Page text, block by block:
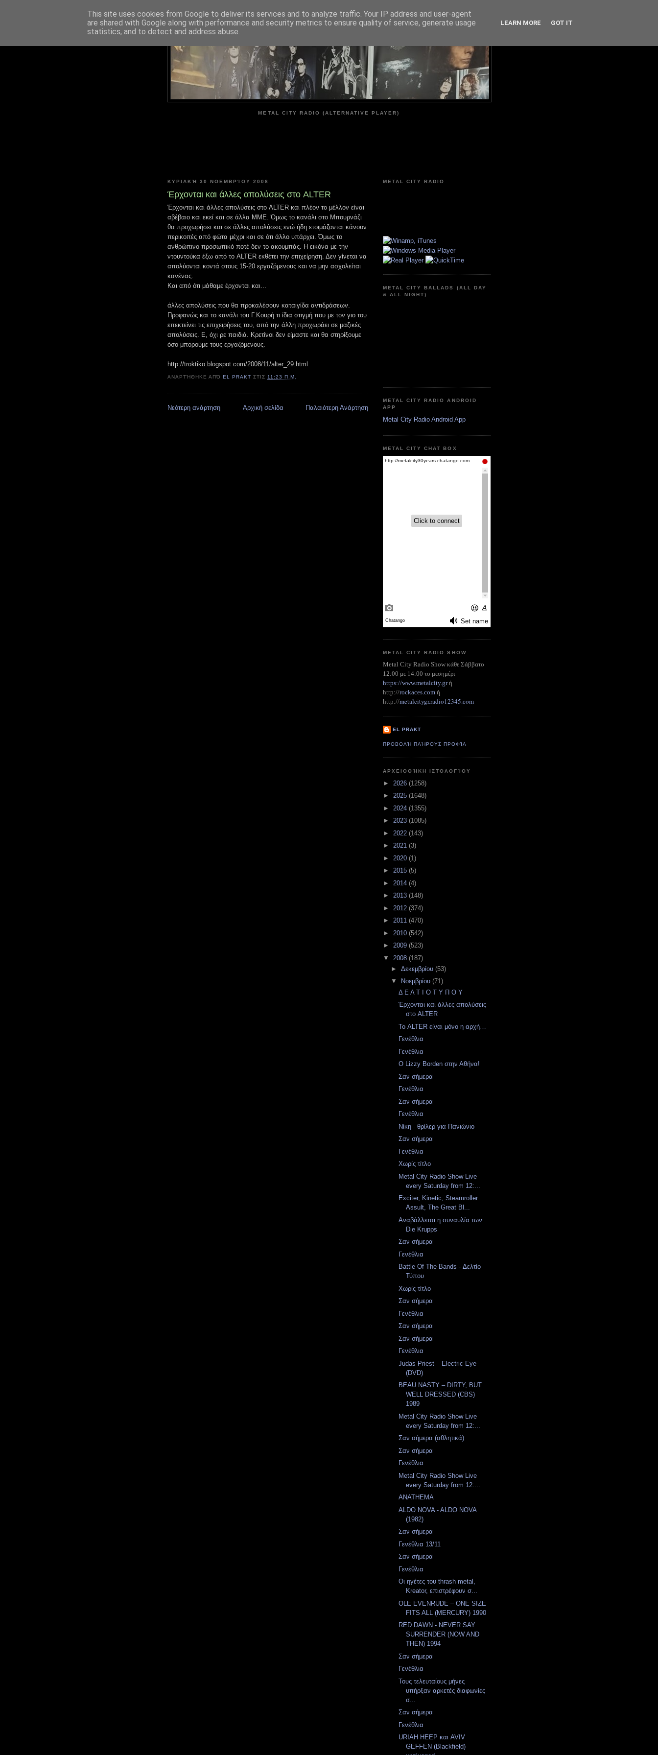
METAL CITY
METAL CITY RADIO (ALTERNATIVE PLAYER)
ΚΥΡΙΑΚΉ 30 ΝΟΕΜΒΡΊΟΥ 2008
Έρχονται και άλλες απολύσεις στο ALTER
Έρχονται και άλλες απολύσεις στο ALTER και πλέον το μέλλον είναι
αβέβαιο και εκεί και σε άλλα ΜΜΕ. Όμως το κανάλι στο Μπουρνάζι
θα προχωρήσει και σε άλλες απολύσεις ενώ ήδη ετοιμάζονται κάνουν
περικοπές από φώτα μέχρι και σε ότι άλλο υπάρχει. Όμως το
ανθρώπινο προσωπικό ποτέ δεν το ακουμπάς. Η εικόνα με την
ντουντούκα έξω από το ALTER εκθέτει την επιχείρηση. Δεν γίνεται να
απολύονται κοντά στους 15-20 εργαζόμενους και να μην ασχολείται
κανένας.
Και από ότι μάθαμε έρχονται και...
άλλες απολύσεις που θα προκαλέσουν καταιγίδα αντιδράσεων.
Προφανώς και το κανάλι του Γ.Κουρή τι ίδια στιγμή που με τον γιο του
επεκτείνει τις επιχειρήσεις του, από την άλλη προχωράει σε μαζικές
απολύσεις. Ε, όχι ρε παιδιά. Κρετίνοι δεν είμαστε και θα στηρίξουμε
όσο μπορούμε τους εργαζόμενους.
http://troktiko.blogspot.com/2008/11/alter_29.html
ΑΝΑΡΤΉΘΗΚΕ ΑΠΌEL PRAKT ΣΤΙΣ11:23 Π.Μ.
Νεότερη ανάρτηση Παλαιότερη Ανάρτηση
Αρχική σελίδα
METAL CITY RADIO
METAL CITY BALLADS (ALL DAY
& ALL NIGHT)
METAL CITY RADIO ANDROID
APP
Metal City Radio Android App
METAL CITY CHAT BOX
METAL CITY RADIO SHOW
Metal City Radio Show κάθε Σάββατο
12:00 με 14:00 το μεσημέρι
https://www.metalcity.grή
http://rockaces.com ή
http://metalcitygr.radio12345.com
EL PRAKT
ΠΡΟΒΟΛΉ ΠΛΉΡΟΥΣ ΠΡΟΦΊΛ
ΑΡΧΕΙΟΘΉΚΗ ΙΣΤΟΛΟΓΊΟΥ
► 2026 (1258)
► 2025 (1648)
► 2024 (1355)
► 2023 (1085)
► 2022 (143)
► 2021 (3)
► 2020 (1)
► 2015 (5)
► 2014 (4)
► 2013 (148)
► 2012 (374)
► 2011 (470)
► 2010 (542)
► 2009 (523)
▼ 2008 (187)
► Δεκεμβρίου (53)
▼
Νοεμβρίου (71)
Δ Ε Λ Τ Ι Ο Τ Υ Π Ο Υ
Έρχονται και άλλες απολύσεις
στο ALTER
Το ALTER είναι μόνο η αρχή…
Γενέθλια
Γενέθλια
Ο Lizzy Borden στην Αθήνα!
Σαν σήμερα
Γενέθλια
Σαν σήμερα
Γενέθλια
Νίκη - θρίλερ για Πανιώνιο
Σαν σήμερα
Γενέθλια
Χωρίς τίτλο
Metal City Radio Show Live
every Saturday from 12:...
Exciter, Kinetic, Steamroller
Assult, The Great Bl...
Αναβάλλεται η συναυλία των
Die Krupps
Σαν σήμερα
Γενέθλια
Battle Of The Bands - Δελτίο
Τύπου
Χωρίς τίτλο
Σαν σήμερα
Γενέθλια
Σαν σήμερα
Σαν σήμερα
Γενέθλια
Judas Priest – Electric Eye
(DVD)
BEAU NASTY – DIRTY, BUT
WELL DRESSED (CBS)
1989
Metal City Radio Show Live
every Saturday from 12:...
Σαν σήμερα (αθλητικά)
Σαν σήμερα
Γενέθλια
Metal City Radio Show Live
every Saturday from 12:...
ANATHEMA
ALDO NOVA - ALDO NOVA
(1982)
Σαν σήμερα
Γενέθλια 13/11
Σαν σήμερα
Γενέθλια
Οι ηγέτες του thrash metal,
Kreator, επιστρέφουν σ...
OLE EVENRUDE – ONE SIZE
FITS ALL (MERCURY) 1990
RED DAWN - NEVER SAY
SURRENDER (NOW AND
THEN) 1994
Σαν σήμερα
Γενέθλια
Τους τελευταίους μήνες
υπήρξαν αρκετές διαφωνίες
σ...
Σαν σήμερα
Γενέθλια
URIAH HEEP και AVIV
GEFFEN (Βlackfield)
This site uses cookies from Google to deliver its services and to analyze traffic. Your IP address and user-agent
are shared with Google along with performance and security metrics to ensure quality of service, generate usage
statistics, and to detect and address abuse.
LEARN MORE GOT IT